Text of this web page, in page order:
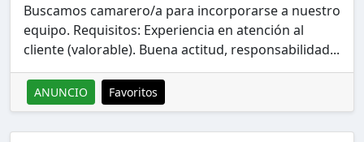
Buscamos camarero/a para incorporarse a nuestro
equipo. Requisitos: Experiencia en atención al
cliente (valorable). Buena actitud, responsabilidad...
ANUNCIO Favoritos